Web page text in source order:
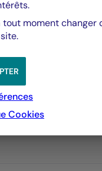
moment changer
Cookies